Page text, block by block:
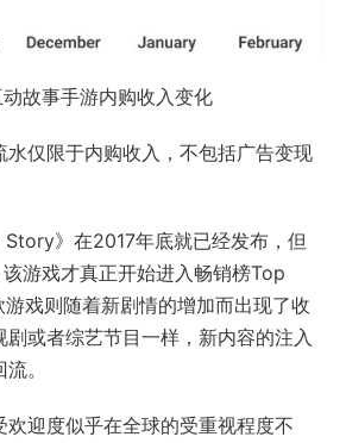
故事手游内购收入变化
水仅限于内购收入，不包括广告变现
Story》在2017年底就已经发布，但
游戏才真正开始进入畅销榜Top
戏则随着新剧情的增加而出现了收
剧或者综艺节目一样，新内容的注入
。
欢迎度似乎在全球的受重视程度不